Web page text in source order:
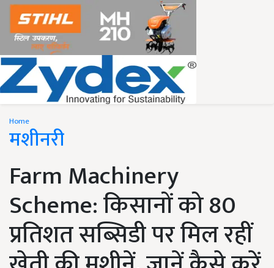
Home
मशीनरी
Farm Machinery
Scheme: किसानों को 80
प्रतिशत सब्सिडी पर मिल रहीं